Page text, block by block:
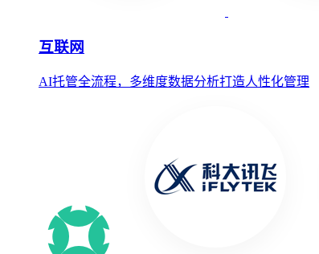
互联网
AI托管全流程，多维度数据分析打造人性化管理